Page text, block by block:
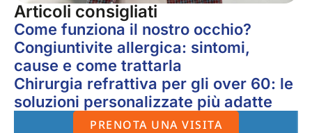
Articoli consigliati
Come funziona il nostro occhio?
Congiuntivite allergica: sintomi,
cause e come trattarla
Chirurgia refrattiva per gli over 60: le
soluzioni personalizzate più adatte
PRENOTA UNA VISITA